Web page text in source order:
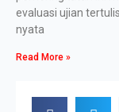
evaluasi ujian
nyata
Read More »